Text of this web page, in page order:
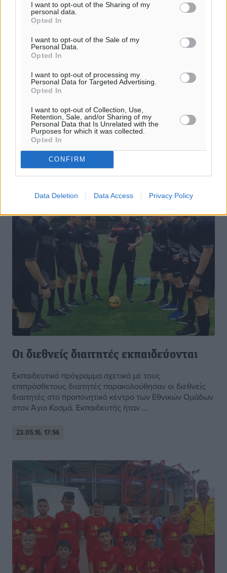
I want to opt-out of the Sharing of my
personal data.
Opted In
I want to opt-out of the Sale of my
Personal Data.
Opted In
I want to opt-out of processing my
Personal Data for Targeted Advertising.
Opted In
I want to opt-out of Collection, Use,
Retention, Sale, and/or Sharing of my
Personal Data that Is Unrelated with the
Purposes for which it was collected.
Opted In
CONFIRM
Data Deletion Data Access Privacy Policy
μετεγγραφές
ερασιτέχνες ποδοσφαιριστές θα μπορούν να
εγγραφούν- μετεγγραφούν σε ομάδες ενόψει της
αγωνιστικής περιόδου 2016-2017. ...
23.05.16, 17:58
Οι διεθνείς διαιτητές εκπαιδεύονται
Εκπαιδευτικό πρόγραμμα σχετικά με τους
επιπρόσθετους διαιτητές παρακολούθησαν οι διεθνείς
διαιτητές στο προπονητικό κέντρο των Εθνικών Ομάδων
στον Άγιο Κοσμά. Εκπαιδευτής ήταν ...
23.05.16, 17:56